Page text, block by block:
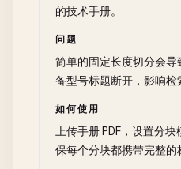
的技术手册。
问题
简单的固定长度切分会
备型号标题断开，影响检
如何使用
上传手册 PDF，设置分
保每个分块都携带完整的